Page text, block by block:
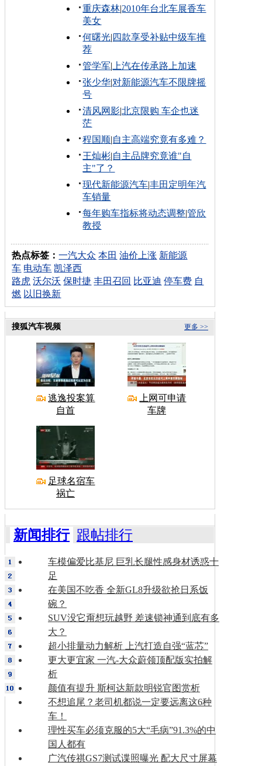
重庆森林|2010年台北车展香车
美女
何曙光| 四款享受补贴中级车推
荐
管学军| 上汽在传承路上加速
张少华|对新能源汽车不限牌摇
号
清风网影|北京限购 车企也迷
茫
程国顺|自主高端究竟有多难？
王灿彬|自主品牌究竟谁"自
主"了？
现代新能源汽车|丰田定明年汽
车销量
每年购车指标将动态调整|管欣
教授
热点标签：一汽大众 本田 油价上涨 新能源
车 电动车 凯泽西
路虎 沃尔沃 保时捷 丰田召回 比亚迪 停车费 自
燃 以旧换新
更多 >>
搜狐汽车视频
逃逸投案算
自首
上网可申请
车牌
足球名宿车
祸亡
新闻排行 跟帖排行
车模偏爱比基尼 巨乳长腿性感身材诱惑十
足
在美国不吃香 全新GL8升级欲抢日系饭
碗？
SUV没它甭想玩越野 差速锁神通到底有多
大？
超小排量动力解析 上汽打造自强“蓝芯”
更大更宜家 一汽-大众蔚领顶配版实拍解
析
颜值有提升 斯柯达新款明锐官图赏析
不想追尾？老司机都说一定要远离这6种
车！
理性买车必须克服的5大“毛病”91.3%的中
国人都有
广汽传祺GS7测试谍照曝光 配大尺寸屏幕